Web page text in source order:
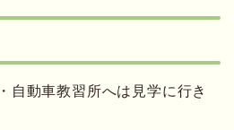
自動車教習所へは見学に行き